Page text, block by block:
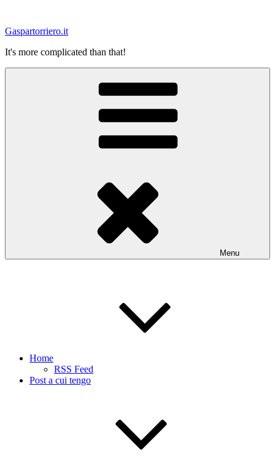
contenuto
Gaspartorriero.it
It's more complicated than that!
Menu
Home
RSS Feed
Post a cui tengo